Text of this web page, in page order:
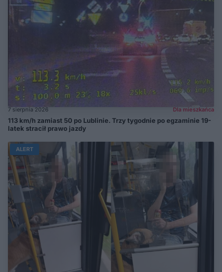
7 sierpnia 2026 Dla mieszkańca
113 km/h zamiast 50 po Lublinie. Trzy tygodnie po egzaminie 19-
latek stracił prawo jazdy
ALERT